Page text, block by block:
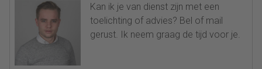
Kan ik je van dienst zijn met een
toelichting of advies? Bel of mail
gerust. Ik neem graag de tijd voor je.